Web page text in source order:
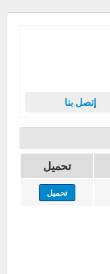
إتصل بنا
تحميل
تحميل